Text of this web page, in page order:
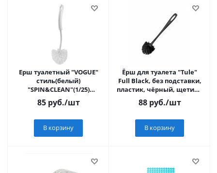
Ерш туалетный "VOGUE"
стиль(белый)
"SPIN&CLEAN"(1/25)
SV3215БЛ_ерш
85руб./шт
В корзину
Ёрш для туалета "Tule"
Full Black, без подставки,
пластик, чёрный, щетина
чёрная
88руб./шт
В корзину